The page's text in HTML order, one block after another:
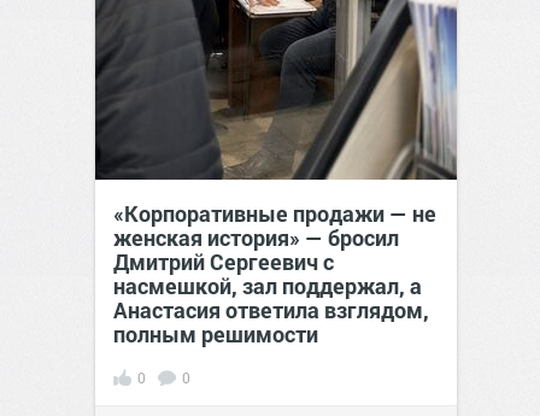
«Корпоративные продажи — не
женская история» — бросил
Дмитрий Сергеевич с
насмешкой, зал поддержал, а
Анастасия ответила взглядом,
полным решимости
0 0